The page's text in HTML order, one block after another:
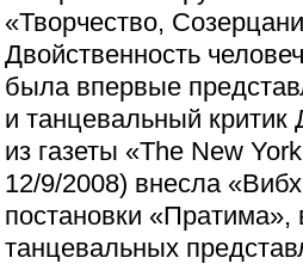
«Творчество,
Двойственность
была впервые
и танцевальный
из газеты «The New
12/9/2008) внесла
постановки «Пратима»,
танцевальных